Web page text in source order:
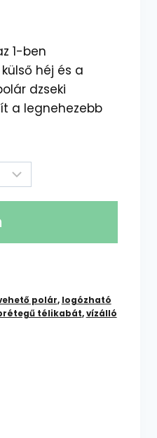
1-ben
héj és a
dzseki
a legnehezebb
polár, logózható
télikabát,vízálló